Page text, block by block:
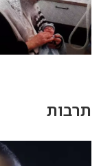
תרבות